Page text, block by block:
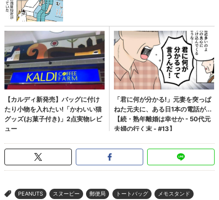
> PEANUTS スヌーピー 郵便局 トートバッグ メモスタンド